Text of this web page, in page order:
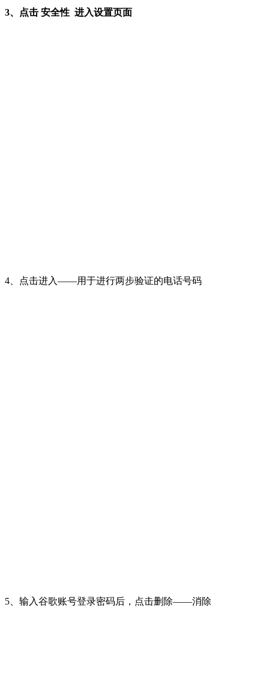
3、点击 安全性 进入设置页面
4、点击进入——用于进行两步验证的电话号码
5、输入谷歌账号登录密码后，点击删除——消除